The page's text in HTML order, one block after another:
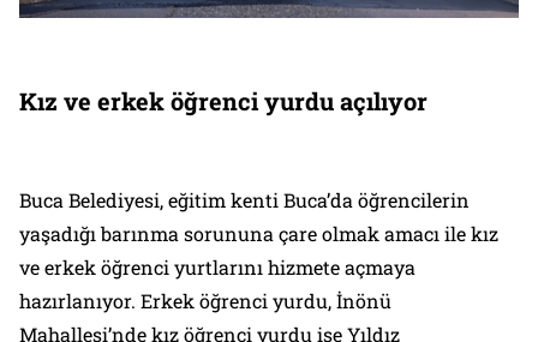
Kız ve erkek öğrenci yurdu açılıyor
Buca Belediyesi, eğitim kenti Buca’da öğrencilerin
yaşadığı barınma sorununa çare olmak amacı ile kız
ve erkek öğrenci yurtlarını hizmete açmaya
hazırlanıyor. Erkek öğrenci yurdu, İnönü
Mahallesi’nde kız öğrenci yurdu ise Yıldız